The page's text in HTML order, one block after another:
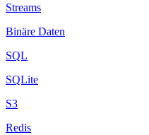
Streams
Binäre Daten
SQL
SQLite
S3
Redis